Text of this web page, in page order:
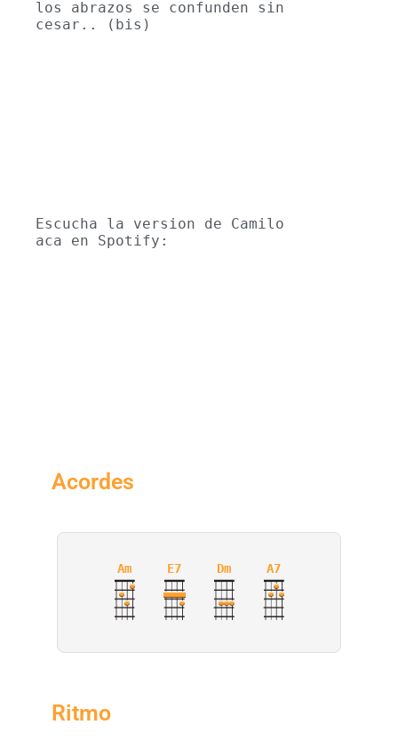
los abrazos se confunden sin
cesar.. (bis)
Escucha la version de Camilo
aca en Spotify:
Acordes
Am E7 Dm A7
Ritmo